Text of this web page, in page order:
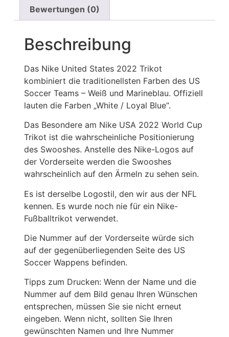
Bewertungen (0)
Beschreibung
Das Nike United States 2022 Trikot
kombiniert die traditionellsten Farben des US
Soccer Teams – Weiß und Marineblau. Offiziell
lauten die Farben „White / Loyal Blue“.
Das Besondere am Nike USA 2022 World Cup
Trikot ist die wahrscheinliche Positionierung
des Swooshes. Anstelle des Nike-Logos auf
der Vorderseite werden die Swooshes
wahrscheinlich auf den Ärmeln zu sehen sein.
Es ist derselbe Logostil, den wir aus der NFL
kennen. Es wurde noch nie für ein Nike-
Fußballtrikot verwendet.
Die Nummer auf der Vorderseite würde sich
auf der gegenüberliegenden Seite des US
Soccer Wappens befinden.
Tipps zum Drucken: Wenn der Name und die
Nummer auf dem Bild genau Ihren Wünschen
entsprechen, müssen Sie sie nicht erneut
eingeben. Wenn nicht, sollten Sie Ihren
gewünschten Namen und Ihre Nummer